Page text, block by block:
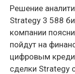
Решение
Strategy 3 588
компании
пойдут на
цифровым
сделки Strategy